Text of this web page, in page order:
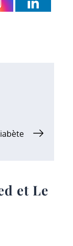
et Le